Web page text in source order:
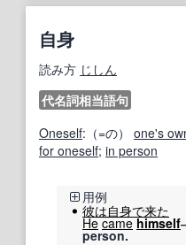
自身
読み方 じしん
代名詞相当語句
Oneself:（=の） one's
for oneself; in person
用例
彼は自身で来た
He came himself
person.